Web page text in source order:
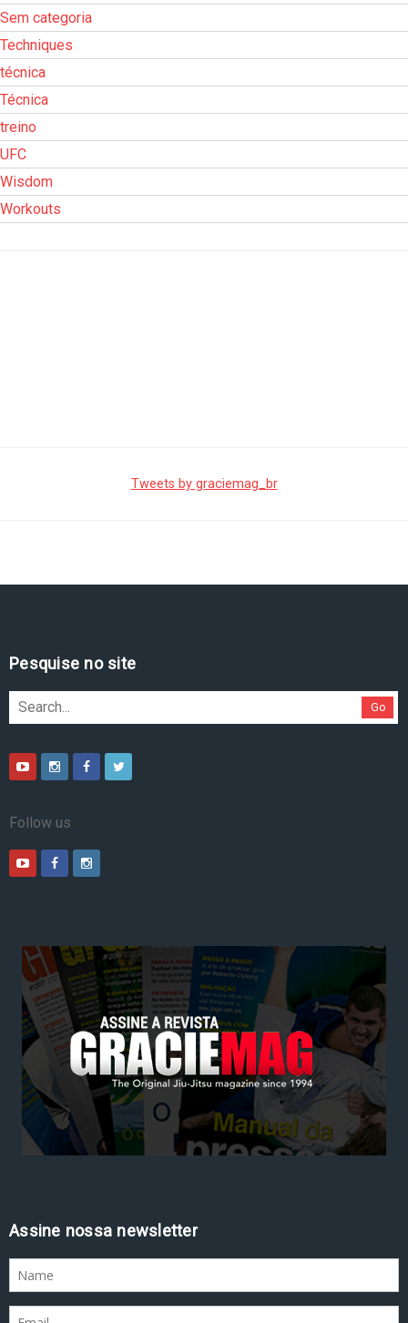
Sem categoria
Techniques
técnica
Técnica
treino
UFC
Wisdom
Workouts
Tweets by graciemag_br
Pesquise no site
Go
Follow us
Assine nossa newsletter